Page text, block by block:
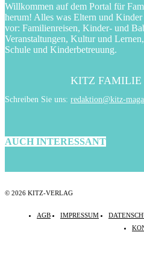
Willkommen auf dem Portal für
herum! Alles was Eltern und
vor: Familienreisen, Kinder- und
Veranstaltungen, Kultur und
Schule und Kinderbetreuung.
KITZ FAMILIE
Schreiben Sie uns: redaktion@kitz-
AUCH INTERESSANT
© 2026 KITZ-VERLAG
AGB IMPRESSUM